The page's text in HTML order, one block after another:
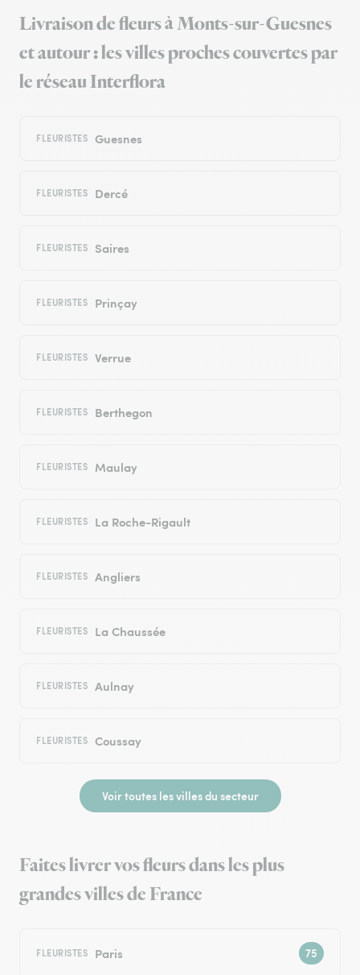
Livraison de fleurs à Monts-sur-Guesnes
et autour : les villes proches couvertes par
le réseau Interflora
FLEURISTES Guesnes
FLEURISTES Dercé
FLEURISTES Saires
FLEURISTES Prinçay
FLEURISTES Verrue
FLEURISTES Berthegon
FLEURISTES Maulay
FLEURISTES La Roche-Rigault
FLEURISTES Angliers
FLEURISTES La Chaussée
FLEURISTES Aulnay
FLEURISTES Coussay
Voir toutes les villes du secteur
Faites livrer vos fleurs dans les plus
grandes villes de France
FLEURISTES Paris